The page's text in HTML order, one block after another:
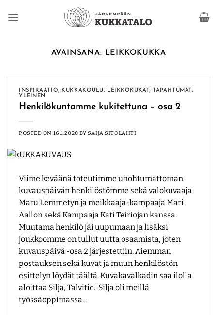
AVAINSANA: LEIKKOKUKKA
INSPIRAATIO, KUKKAKOULU, LEIKKOKUKAT, TAPAHTUMAT ,
YLEINEN
Henkilökuntamme kukitettuna – osa 2
POSTED ON 16.1.2020 BY SAIJA SITOLAHTI
Viime keväänä toteutimme unohtumattoman
kuvauspäivän henkilöstömme sekä valokuvaaja
Maru Lemmetyn ja meikkaaja-kampaaja Mari
Aallon sekä Kampaaja Kati Teiriojan kanssa.
Muutama henkilö jäi uupumaan ja lisäksi
joukkoomme on tullut uutta osaamista, joten
kuvauspäivä -osa 2 järjestettiin. Aiemman
postauksen sekä kuvat ja muun henkilöstön
esittelyn löydät täältä. Kuvakavalkadin saa ilolla
aloittaa Silja, Talvitie. Silja oli meillä
työssäoppimassa…